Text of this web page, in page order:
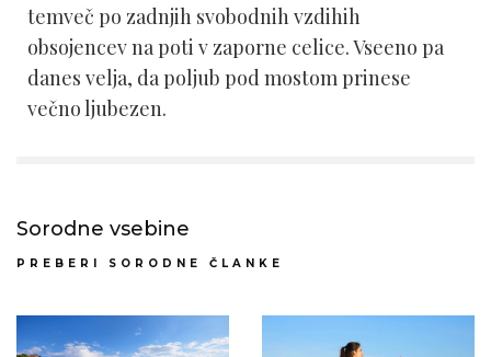
temveč po zadnjih svobodnih vzdihih
obsojencev na poti v zaporne celice. Vseeno pa
danes velja, da poljub pod mostom prinese
večno ljubezen.
Sorodne vsebine
PREBERI SORODNE ČLANKE